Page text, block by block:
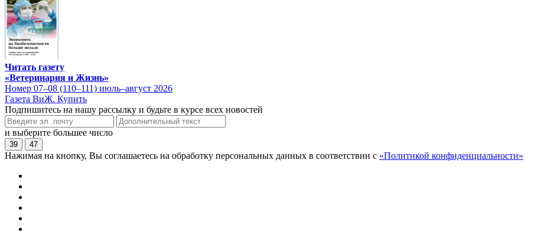
Читать газету
«Ветеринария и Жизнь»
Номер 07–08 (110–111) июль–август 2026
Газета ВиЖ. Купить
Подпишитесь на нашу рассылку и будьте в курсе всех новостей
и выберите большее число
39 47
Нажимая на кнопку, Вы соглашаетесь на обработку персональных данных в соответствии с «Политикой конфиденциальности»